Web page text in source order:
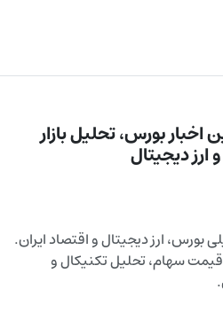
بورس، تحلیل بازار
ارز دیجیتال
ارز دیجیتال و اقتصاد ایران.
قیمت سهام، تحلیل تکنیکال و